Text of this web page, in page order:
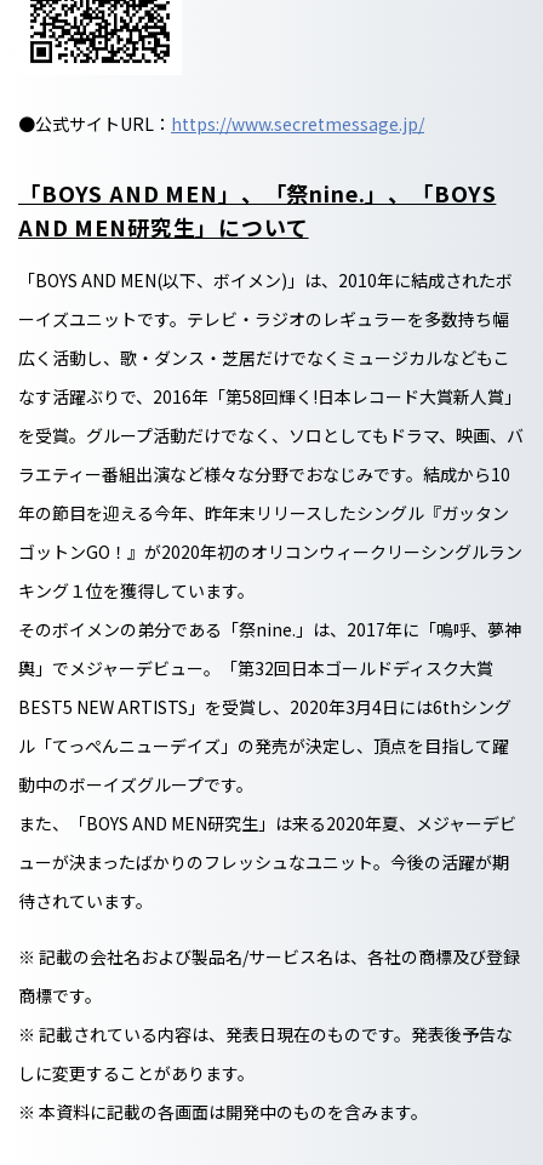
●公式サイトURL： https://www.secretmessage.jp/
「BOYS AND MEN」、「祭nine.」、「BOYS
AND MEN研究生」について
「BOYS AND MEN(以下、ボイメン)」は、2010年に結成されたボ
ーイズユニットです。テレビ・ラジオのレギュラーを多数持ち幅
広く活動し、歌・ダンス・芝居だけでなくミュージカルなどもこ
なす活躍ぶりで、2016年「第58回輝く!日本レコード大賞新人賞」
を受賞。グループ活動だけでなく、ソロとしてもドラマ、映画、バ
ラエティー番組出演など様々な分野でおなじみです。結成から10
年の節目を迎える今年、昨年末リリースしたシングル『ガッタン
ゴットンGO！』が2020年初のオリコンウィークリーシングルラン
キング１位を獲得しています。
そのボイメンの弟分である「祭nine.」は、2017年に「嗚呼、夢神
輿」でメジャーデビュー。「第32回日本ゴールドディスク大賞
BEST5 NEW ARTISTS」を受賞し、2020年3月4日には6thシング
ル「てっぺんニューデイズ」の発売が決定し、頂点を目指して躍
動中のボーイズグループです。
また、「BOYS AND MEN研究生」は来る2020年夏、メジャーデビ
ューが決まったばかりのフレッシュなユニット。今後の活躍が期
待されています。
※ 記載の会社名および製品名/サービス名は、各社の商標及び登録
商標です。
※ 記載されている内容は、発表日現在のものです。発表後予告な
しに変更することがあります。
※ 本資料に記載の各画面は開発中のものを含みます。